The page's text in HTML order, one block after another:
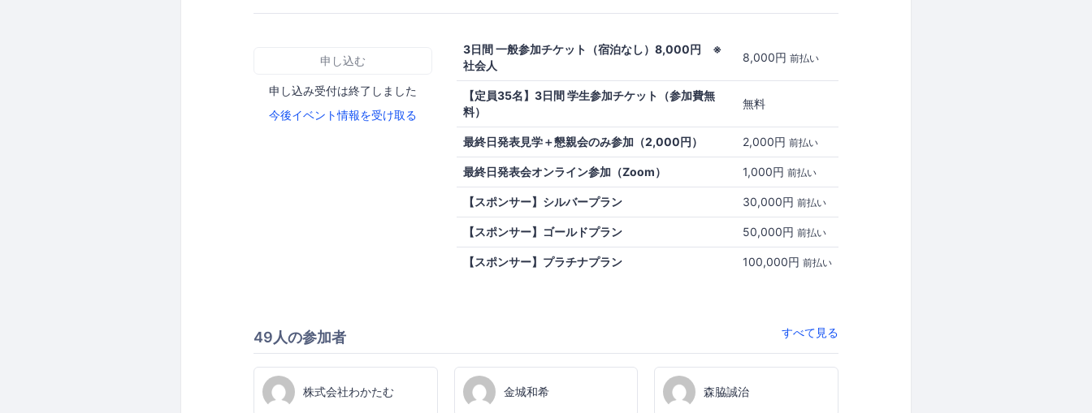
申し込む
申し込み受付は終了しました
今後イベント情報を受け取る
3日間 一般参加チケット（宿泊なし）8,000円 ※
社会人
8,000円 前払い
【定員35名】3日間 学生参加チケット（参加費無
料）
無料
最終日発表見学＋懇親会のみ参加（2,000円） 2,000円 前払い
最終日発表会オンライン参加（Zoom） 1,000円 前払い
【スポンサー】シルバープラン 30,000円 前払い
【スポンサー】ゴールドプラン 50,000円 前払い
【スポンサー】プラチナプラン 100,000円 前払い
49人の参加者 すべて見る
株式会社わかたむ 金城和希 森脇誠治